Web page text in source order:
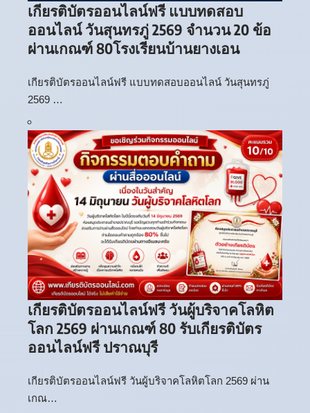
เกียรติบัตรออนไลน์ฟรี แบบทดสอบ
ออนไลน์ วันสุนทรภู่ 2569 จำนวน 20 ข้อ
ผ่านเกณฑ์ 80โรงเรียนบ้านยางเอน
เกียรติบัตรออนไลน์ฟรี แบบทดสอบออนไลน์ วันสุนทรภู่
2569 …
เกียรติบัตรออนไลน์ฟรี วันผู้บริจาคโลหิต
โลก 2569 ผ่านเกณฑ์ 80 รับเกียรติบัตร
ออนไลน์ฟรี ปราณบุรี
เกียรติบัตรออนไลน์ฟรี วันผู้บริจาคโลหิตโลก 2569 ผ่าน
เกณ…